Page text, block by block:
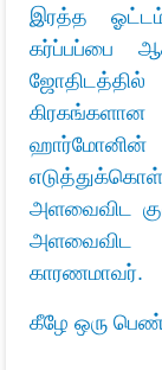
இரத்த
கர்ப்பப்பை
ஜோதிடத்தில்
அளவைவிட
அளவைவிட
காரணமாவர்.
கீழே ஒரு